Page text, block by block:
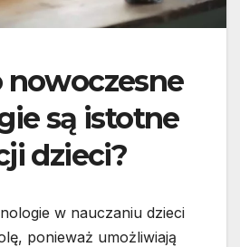
nowoczesne
są istotne
dzieci?
w nauczaniu dzieci
ponieważ umożliwiają